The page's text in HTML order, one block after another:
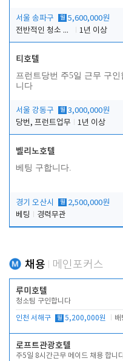
서울 송파구 월 5,600,000원
전반적인 청소 업무(객실청소.객실정리)
1년 이상
티호텔
프런트당번 주5일 근무 구인
니다
서울 강동구 월 3,000,000원
당번, 프런트업무
1년 이상
벨리노호텔
베팅 구합니다.
경기 오산시 월 2,500,000원
베팅
경력무관
채용 메인포커스
루미호텔
청소팀 구인합니다
인천 서해구 월 5,200,000원
로프트관광호텔
주5일 8시간근무 메이드 채용 합니